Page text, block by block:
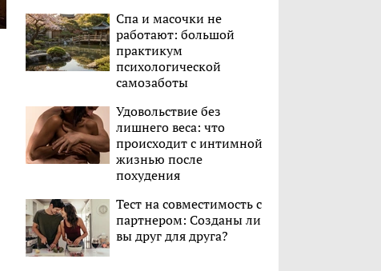
Спа и масочки не
работают: большой
практикум
психологической
самозаботы
Удовольствие без
лишнего веса: что
происходит с интимной
жизнью после
похудения
Тест на совместимость с
партнером: Созданы ли
вы друг для друга?